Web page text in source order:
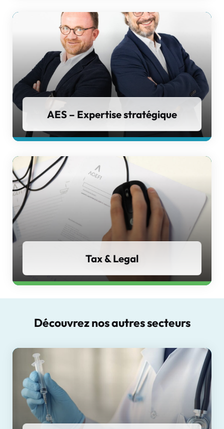
AES – Expertise stratégique
Tax & Legal
Découvrez nos autres secteurs